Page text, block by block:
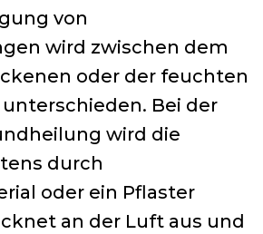
von
wird zwischen dem
oder der feuchten
Bei der
wird die
durch
oder ein Pflaster
an der Luft aus und